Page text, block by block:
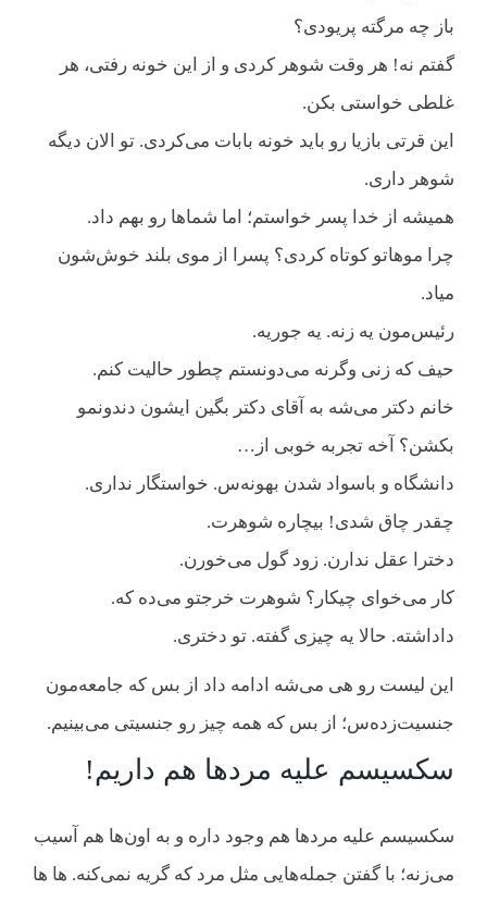
باز چه مرگته پریودی؟
گفتم نه! هر وقت شوهر کردی و از این خونه رفتی، هر
غلطی خواستی بکن.
این قرتی بازیا رو باید خونه بابات می‌کردی. تو الان دیگه
شوهر داری.
همیشه از خدا پسر خواستم؛ اما شماها رو بهم داد.
چرا موهاتو کوتاه کردی؟ پسرا از موی بلند خوش‌شون
میاد.
رئیس‌مون یه زنه. یه جوریه.
حیف که زنی وگرنه می‌دونستم چطور حالیت کنم.
خانم دکتر می‌شه به آقای دکتر بگین ایشون دندونمو
بکشن؟ آخه تجربه خوبی از…
دانشگاه و باسواد شدن بهونه‌س. خواستگار نداری.
چقدر چاق شدی! بیچاره شوهرت.
دخترا عقل ندارن. زود گول می‌خورن.
کار می‌خوای چیکار؟ شوهرت خرجتو می‌ده که.
داداشته. حالا یه چیزی گفته. تو دختری.
این لیست رو هی می‌شه ادامه داد از بس که جامعه‌مون
جنسیت‌زده‌س؛ از بس که همه چیز رو جنسیتی می‌بینیم.
سکسیسم علیه مردها هم داریم!
سکسیسم علیه مردها هم وجود داره و به اون‌ها هم آسیب
می‌زنه؛ با گفتن جمله‌هایی مثل مرد که گریه نمی‌کنه. ها ها